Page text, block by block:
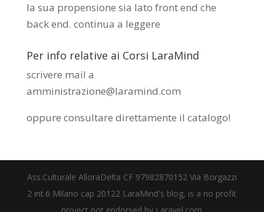
la sua propensione sia lato front end che
back end. continua a leggere
Per info relative ai Corsi LaraMind
scrivere mail a
amministrazione@laramind.com
oppure consultare direttamente il catalogo!
Ass.Culturale AlloraDelta CF 97982870152 Via Borgazzi
2 int.6 Milano cap 20122 LaraMind's blog, is a no profit